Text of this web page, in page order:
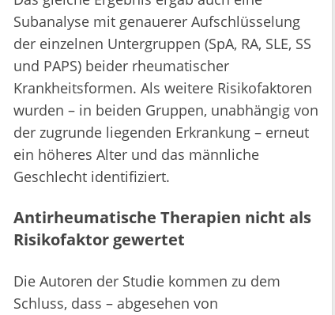
Subanalyse mit genauerer Aufschlüsselung
der einzelnen Untergruppen (SpA, RA, SLE, SS
und PAPS) beider rheumatischer
Krankheitsformen. Als weitere Risikofaktoren
wurden – in beiden Gruppen, unabhängig von
der zugrunde liegenden Erkrankung – erneut
ein höheres Alter und das männliche
Geschlecht identifiziert.
Antirheumatische Therapien nicht als
Risikofaktor gewertet
Die Autoren der Studie kommen zu dem
Schluss, dass – abgesehen von